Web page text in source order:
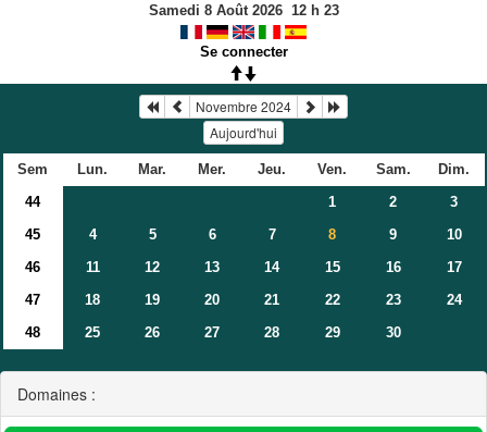
Samedi 8 Août 2026 12h 23
Se connecter
Novembre 2024
Aujourd'hui
Sem Lun. Mar. Mer. Jeu. Ven. Sam.
Dim.
44
1 2
3
45
4 5 6 7 8 9
10
46
11 12 13 14 15 16
17
47
18 19 20 21 22 23
24
48
25 26 27 28 29 30
Domaines :